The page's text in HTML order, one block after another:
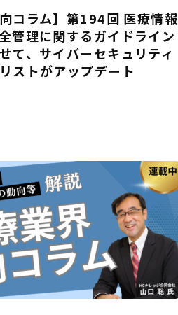
向コラム】第194回 医療情報
管理に関するガイドライン
て、サイバーセキュリティ
ストがアップデート